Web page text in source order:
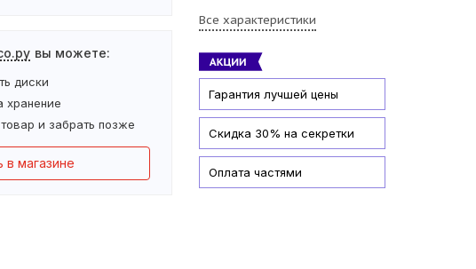
вы можете:
диски
хранение
и забрать позже
в магазине
Все характеристики
Гарантия лучшей цены
Скидка 30% на секретки
Оплата частями